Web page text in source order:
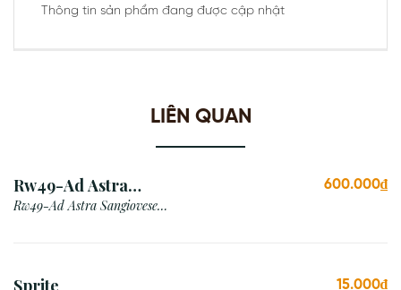
Thông tin sản phẩm đang được cập nhật
LIÊN QUAN
Rw49-Ad Astra
Sangiovese Rubicone Igt
Rw49-Ad Astra Sangiovese
600.000₫
15.000₫